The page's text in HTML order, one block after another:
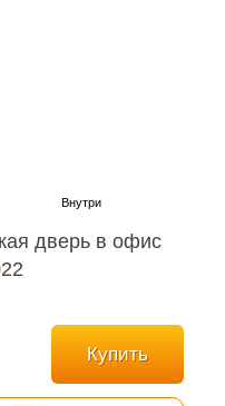
дверь в офис
Купить